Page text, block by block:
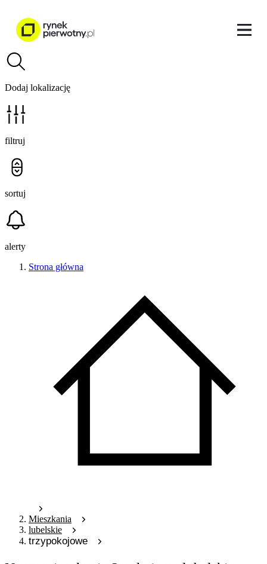
Dodaj lokalizację
filtruj
sortuj
alerty
Strona główna
Mieszkania
lubelskie
trzypokojowe